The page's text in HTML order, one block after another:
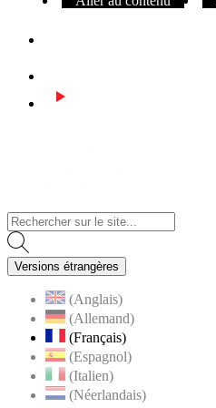
Versions étrangères
(Anglais)
(Allemand)
(Français)
(Espagnol)
(Italien)
(Néerlandais)